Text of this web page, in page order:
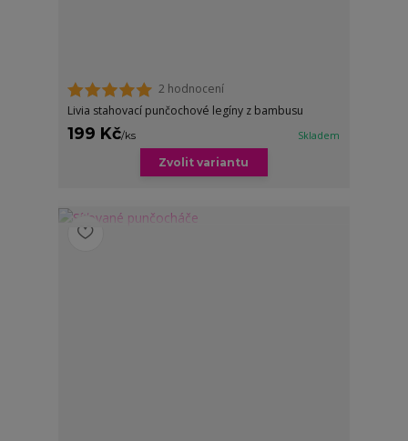
2 hodnocení
Livia stahovací punčochové legíny z bambusu
199 Kč/ks Skladem
Zvolit variantu